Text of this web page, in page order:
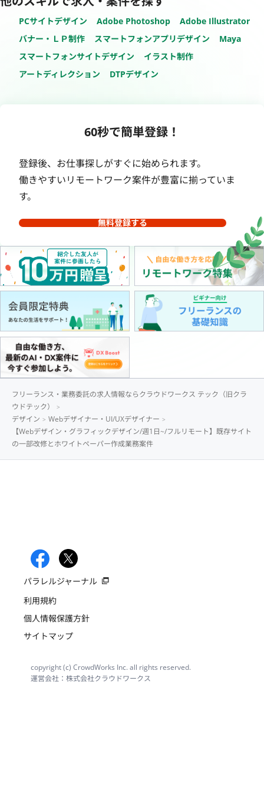
PCサイトデザイン Adobe Photoshop
Adobe Illustrator
バナー・ＬＰ制作
スマートフォンアプリデザイン
Maya
スマートフォンサイトデザイン
イラスト制作
アートディレクション
DTPデザイン
60秒で簡単登録！
登録後、お仕事探しがすぐに始められます。
働きやすいリモートワーク案件が豊富に揃っていま
す。
無料登録する
フリーランス・業務委託の求人情報ならクラウドワークス テック（旧クラ
ウドテック）
デザイン
Webデザイナー・UI/UXデザイナー
【Webデザイン・グラフィックデザイン/週1日~/フルリモート】既存サイト
の一部改修とホワイトペーパー作成業務案件
パラレルジャーナル
利用規約
個人情報保護方針
サイトマップ
copyright (c) CrowdWorks Inc. all rights reserved.
運営会社：株式会社クラウドワークス